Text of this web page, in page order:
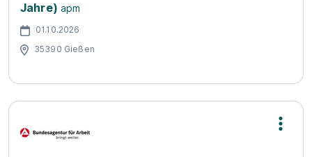
Jahre) apm
01.10.2026
35390 Gießen